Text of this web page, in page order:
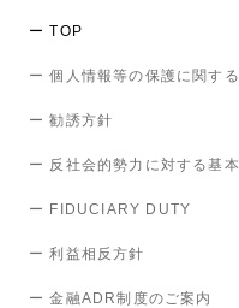
ー TOP
ー 個人情報等の保護に関す
ー 勧誘方針
ー 反社会的勢力に対する基
ー FIDUCIARY DUTY
ー 利益相反方針
ー 金融ADR制度のご案内